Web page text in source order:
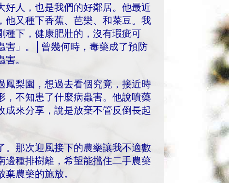
好人，也是我們的好鄰居。他最近
他又種下香蕉、芭樂、和菜豆。我
種下，健康肥壯的，沒有瑕疵可
害」。│曾幾何時，毒藥成了預防
。
鳳梨園，想過去看個究竟，接近時
，不知患了什麼病蟲害。他說噴藥
成來分享，說是放棄不管反倒長起
。那次迎風接下的農藥讓我不適數
邊種排樹籬，希望能擋住二手農藥
放棄農藥的施放。